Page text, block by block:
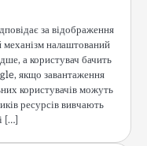
за відображення
налаштований
а користувач бачить
якщо завантаження
користувачів можуть
ресурсів вивчають
[…]